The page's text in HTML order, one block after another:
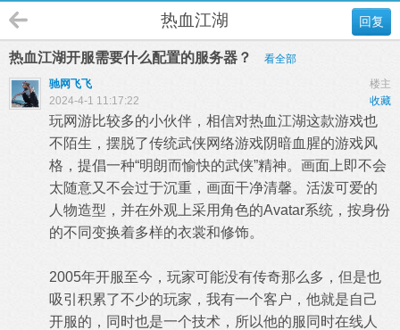
回复
热血江湖
热血江湖开服需要什么配置的服务器？
看全部
楼主
驰网飞飞
收藏
2024-4-1 11:17:22
玩网游比较多的小伙伴，相信对热血江湖这款游戏也
不陌生，摆脱了传统武侠网络游戏阴暗血腥的游戏风
格，提倡一种“明朗而愉快的武侠”精神。画面上即不会
太随意又不会过于沉重，画面干净清馨。活泼可爱的
人物造型，并在外观上采用角色的Avatar系统，按身份
的不同变换着多样的衣裳和修饰。
2005年开服至今，玩家可能没有传奇那么多，但是也
吸引积累了不少的玩家，我有一个客户，他就是自己
开服的，同时也是一个技术，所以他的服同时在线人